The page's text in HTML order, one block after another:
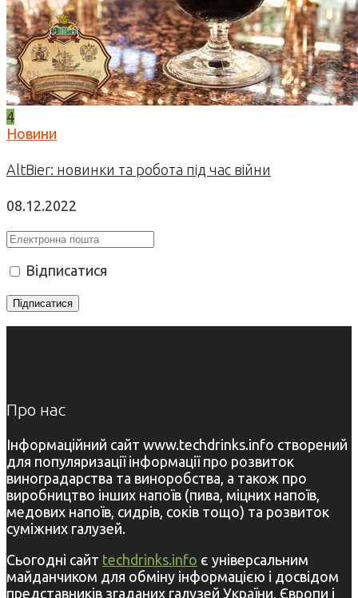
4
Новини
AltBier: новинки та робота під час війни
08.12.2022
Відписатися
Про нас
Інформаційний сайт www.techdrinks.info створений
для популяризації інформації про розвиток
виноградарства та виноробства, а також про
виробництво інших напоїв (пива, міцних напоїв,
медових напоїв, сидрів, соків тощо) та розвиток
суміжних галузей.
Сьогодні сайт techdrinks.info є універсальним
майданчиком для обміну інформацією і досвідом
представників згаданих галузей України, Європи і